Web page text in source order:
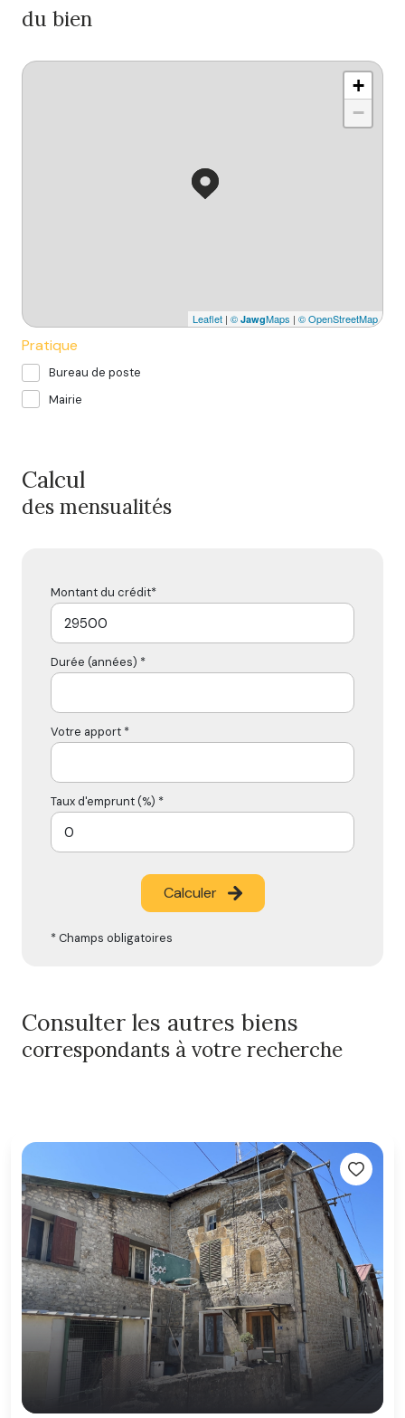
du bien
+
−
Leaflet | © JawgMaps | © OpenStreetMap
Pratique
Bureau de poste
Mairie
Calcul
des mensualités
Montant du crédit*
Durée (années) *
Votre apport *
Taux d'emprunt (%) *
Calculer
* Champs obligatoires
Consulter les autres biens
correspondants à votre recherche